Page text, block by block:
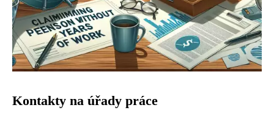
Kontakty na úřady práce